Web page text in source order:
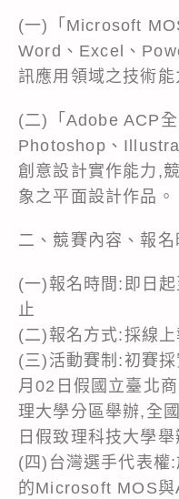
(一)「Microsoft
Word、Excel、
訊應用領域之技術
(二)「Adobe ACP
Photoshop、
創意設計實作能力,
象之平面設計作品。
二、競賽內容、報
(一)報名時間:即日
止
(二)報名方式:採線
(三)活動賽制:初賽
月02日假國立臺北
理大學分區舉辦,全
日假致理科技大學舉
(四)台灣選手代表權
的Microsoft MOS